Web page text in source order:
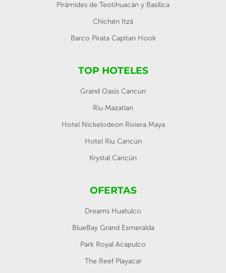
Pirámides de Teotihuacán y Basílica
Chichén Itzá
Barco Pirata Capitan Hook
TOP HOTELES
Grand Oasis Cancun
Riu Mazatlan
Hotel Nickelodeon Riviera Maya
Hotel Riu Cancún
Krystal Cancún
OFERTAS
Dreams Huatulco
BlueBay Grand Esmeralda
Park Royal Acapulco
The Reef Playacar